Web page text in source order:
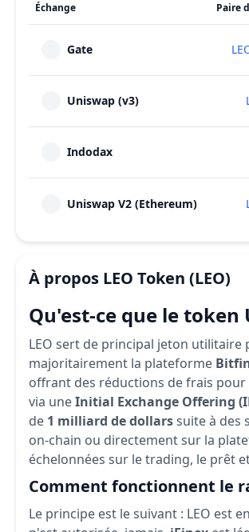
Échange Paire
Gate
Uniswap (v3)
Indodax
Uniswap V2 (Ethereum)
À propos LEO Token (LEO)
Qu'est-ce que le token
LEO sert de principal jeton utilitaire
majoritairement la plateforme
offrant des réductions de frais
via uneInitial Exchange Offering
de 1 milliard de dollarssuite à des
on-chain ou directement sur la
échelonnées sur le trading, le prêt
Comment fonctionnent le
Le principe est le suivant : LEO est